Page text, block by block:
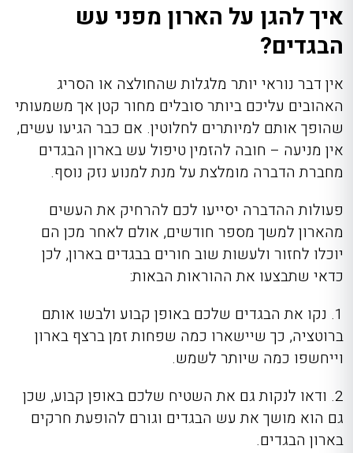
איך להגן על הארון מפני עש
הבגדים?
אין דבר נוראי יותר מלגלות שהחולצה או הסריג
האהובים עליכם ביותר סובלים מחור קטן אך משמעותי
שהופך אותם למיותרים לחלוטין. אם כבר הגיעו עשים,
אין מניעה – חובה להזמין טיפול עש בארון הבגדים
מחברת הדברה מומלצת על מנת למנוע נזק נוסף.
פעולות ההדברה יסייעו לכם להרחיק את העשים
מהארון למשך מספר חודשים, אולם לאחר מכן הם
יוכלו לחזור ולעשות שוב חורים בבגדים בארון, לכן
כדאי שתבצעו את ההוראות הבאות:
1. נקו את הבגדים שלכם באופן קבוע ולבשו אותם
ברוטציה, כך שיישארו כמה שפחות זמן ברצף בארון
וייחשפו כמה שיותר לשמש.
2. ודאו לנקות גם את השטיח שלכם באופן קבוע, שכן
גם הוא מושך את עש הבגדים וגורם להופעת חרקים
בארון הבגדים.